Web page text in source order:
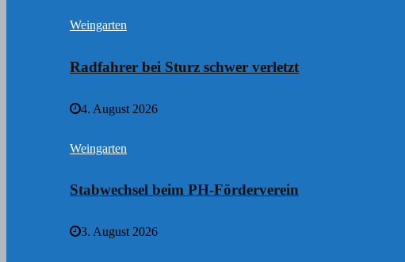
Weingarten
Radfahrer bei Sturz schwer verletzt
4. August 2026
Weingarten
Stabwechsel beim PH-Förderverein
3. August 2026